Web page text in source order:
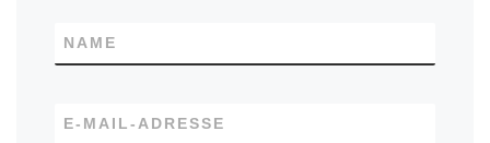
NAME
E-MAIL-ADRESSE